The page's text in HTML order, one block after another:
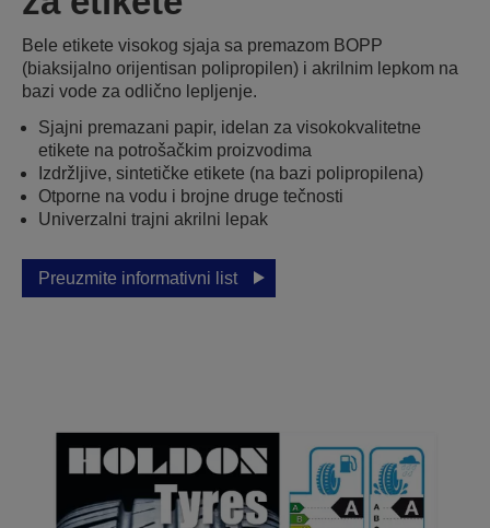
Bele etikete visokog sjaja sa premazom BOPP
(biaksijalno orijentisan polipropilen) i akrilnim lepkom na
bazi vode za odlično lepljenje.
Sjajni premazani papir, idelan za visokokvalitetne
etikete na potrošačkim proizvodima
Izdržljive, sintetičke etikete (na bazi polipropilena)
Otporne na vodu i brojne druge tečnosti
Univerzalni trajni akrilni lepak
Preuzmite informativni list